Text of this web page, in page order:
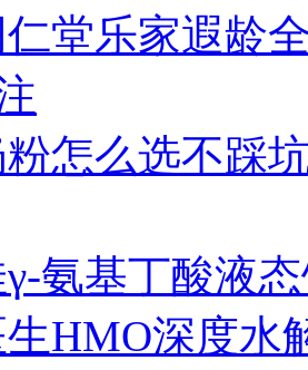
堂乐家遐龄
怎么选不踩
氨基丁酸液
HMO深度水